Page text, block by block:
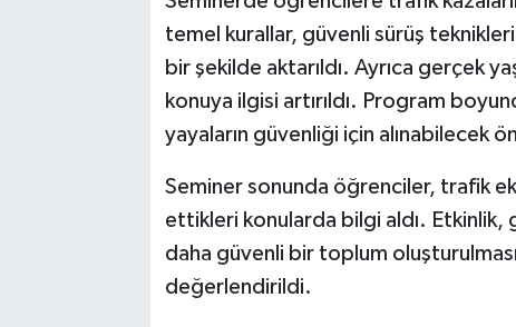
temel kurallar, güvenli sürüş
bir şekilde aktarıldı. Ayrıca gerçek
konuya ilgisi artırıldı. Program
yayaların güvenliği için alınabilecek
Seminer sonunda öğrenciler, trafik
ettikleri konularda bilgi aldı.
daha güvenli bir toplum
değerlendirildi.